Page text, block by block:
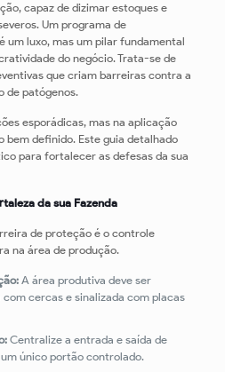
capaz de dizimar estoques e
Um programa de
um luxo, mas um pilar fundamental
do negócio. Trata-se de
que criam barreiras contra a
de patógenos.
esporádicas, mas na aplicação
definido. Este guia detalhado
para fortalecer as defesas da sua
da sua Fazenda
de proteção é o controle
na área de produção.
A área produtiva deve ser
cercas e sinalizada com placas
Centralize a entrada e saída de
único portão controlado.